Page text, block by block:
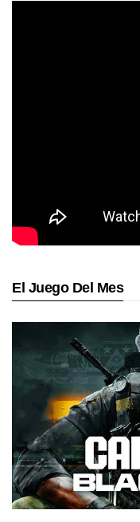
El Juego Del Mes